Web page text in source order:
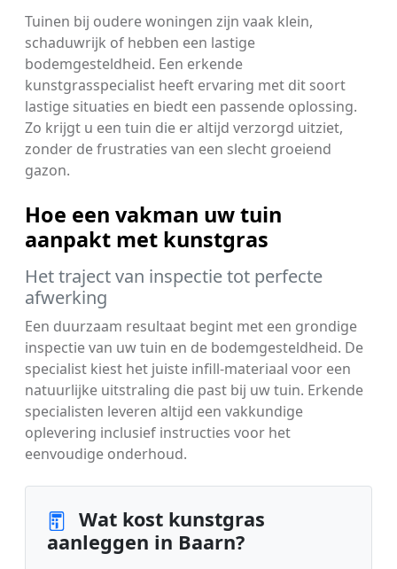
Tuinen bij oudere woningen zijn vaak klein,
schaduwrijk of hebben een lastige
bodemgesteldheid. Een erkende
kunstgrasspecialist heeft ervaring met dit soort
lastige situaties en biedt een passende oplossing.
Zo krijgt u een tuin die er altijd verzorgd uitziet,
zonder de frustraties van een slecht groeiend
gazon.
Hoe een vakman uw tuin
aanpakt met kunstgras
Het traject van inspectie tot perfecte
afwerking
Een duurzaam resultaat begint met een grondige
inspectie van uw tuin en de bodemgesteldheid. De
specialist kiest het juiste infill-materiaal voor een
natuurlijke uitstraling die past bij uw tuin. Erkende
specialisten leveren altijd een vakkundige
oplevering inclusief instructies voor het
eenvoudige onderhoud.
Wat kost kunstgras
aanleggen in Baarn?